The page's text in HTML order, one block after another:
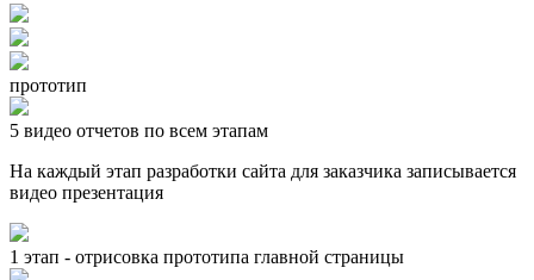
прототип
5 видео отчетов по всем этапам
На каждый этап разработки сайта для заказчика записывается
видео презентация
1 этап - отрисовка прототипа главной страницы